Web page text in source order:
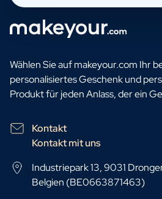
Bewertungen
Blog
FAQ
Wählen Sie auf makeyour.com Ihr
personalisiertes Geschenk und
Produkt für jeden Anlass, der ein
Kontakt
Kontakt mit uns
Industriepark 13, 9031
Belgien (BE0663871463)